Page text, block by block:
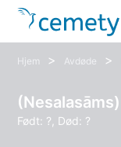
Hjem > Avdøde >
(Nesalasāms)
Født: ?, Død: ?